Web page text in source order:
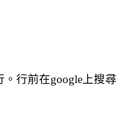
行前在google上搜尋